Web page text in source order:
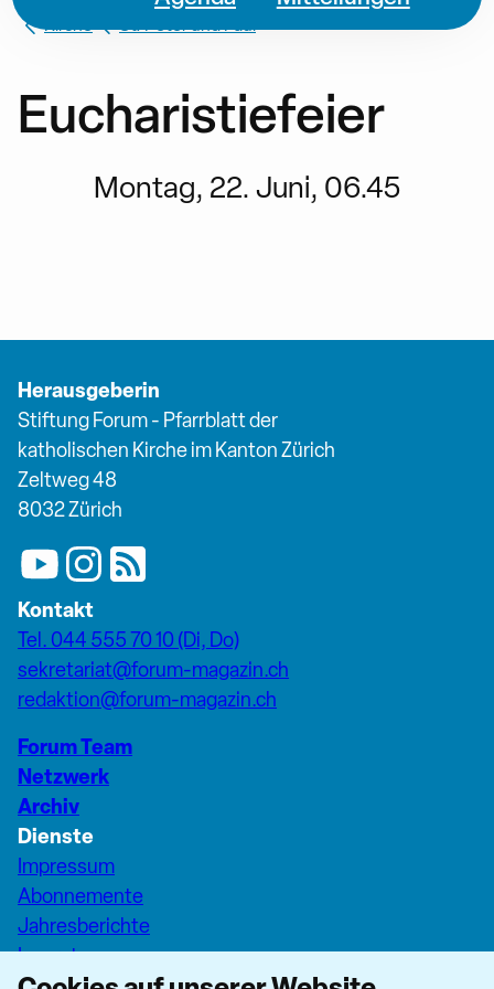
Kirche St. Peter und Paul
Eucharistiefeier
Montag, 22. Juni, 06.45
Herausgeberin
Stiftung Forum - Pfarrblatt der
katholischen Kirche im Kanton Zürich
Zeltweg 48
8032 Zürich
Kontakt
Tel. 044 555 70 10 (Di, Do)
sekretariat@forum-magazin.ch
redaktion@forum-magazin.ch
Forum Team
Netzwerk
Archiv
Dienste
Impressum
Abonnemente
Jahresberichte
Inserate